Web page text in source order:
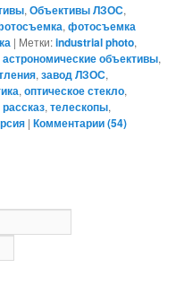
,Объективы ЛЗОС,
,фотосъемка
| Метки:industrial photo,
астрономические объективы,
,завод ЛЗОС,
,оптическое стекло,
рассказ,телескопы,
|Комментарии (54)